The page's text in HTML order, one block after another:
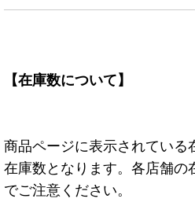
【在庫数について】
商品ページに表示されている
在庫数となります。各店舗の
でご注意ください。